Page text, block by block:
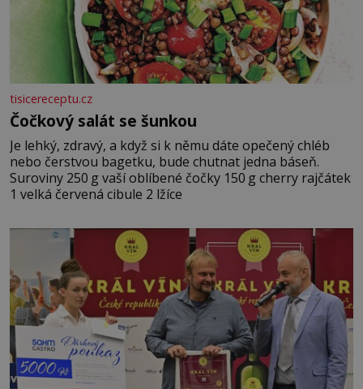
tisicereceptu.cz
Čočkový salát se šunkou
Je lehký, zdravý, a když si k němu dáte opečený chléb
nebo čerstvou bagetku, bude chutnat jedna báseň.
Suroviny 250 g vaší oblíbené čočky 150 g cherry rajčátek
1 velká červená cibule 2 lžíce